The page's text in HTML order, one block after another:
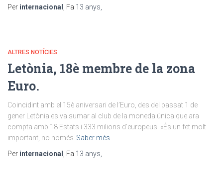
Per internacional , Fa 13 anys
ALTRES NOTÍCIES
Letònia, 18è membre de la zona
Euro.
Coincidint amb el 15è aniversari de l’Euro, des del passat 1 de
gener Letònia es va sumar al club de la moneda única que ara
compta amb 18 Estats i 333 milions d’europeus. «És un fet molt
important, no només Saber més
Per internacional , Fa 13 anys